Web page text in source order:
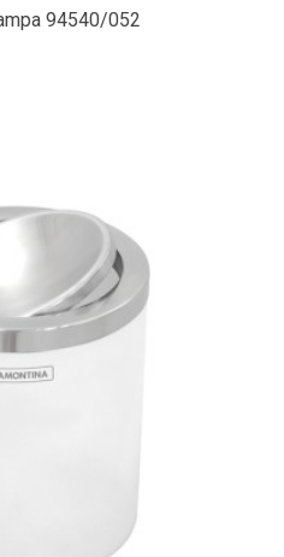
94540/052